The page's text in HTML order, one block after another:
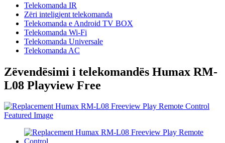
Telekomanda IR
Zëri inteligjent telekomanda
Telekomanda e Android TV BOX
Telekomanda Wi-Fi
Telekomanda Universale
Telekomanda AC
Zëvendësimi i telekomandës Humax RM-
L08 Playview Free